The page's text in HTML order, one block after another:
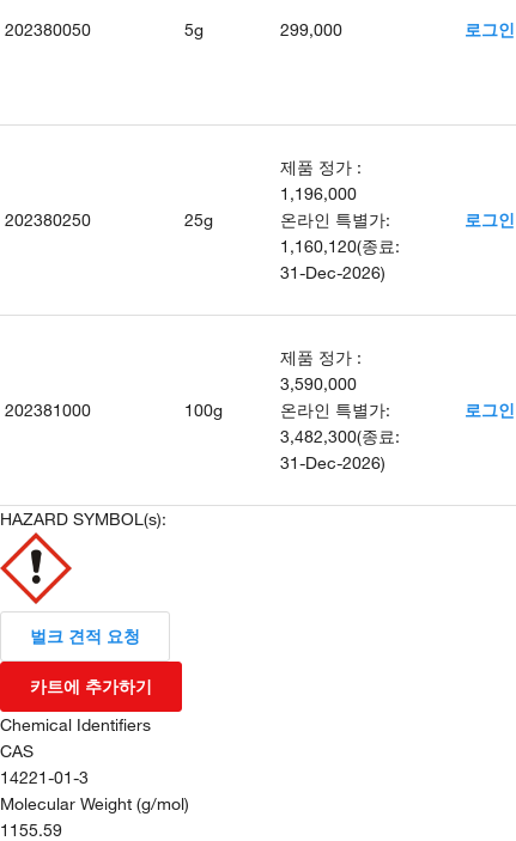
202380050 5g 299,000 로그인
202380250 25g
제품 정가 :
1,196,000
온라인 특별가:
1,160,120(종료:
31-Dec-2026)
로그인
202381000 100g
제품 정가 :
3,590,000
온라인 특별가:
3,482,300(종료:
31-Dec-2026)
로그인
HAZARD SYMBOL(s):
벌크 견적 요청
카트에 추가하기
Chemical Identifiers
CAS
14221-01-3
Molecular Weight (g/mol)
1155.59